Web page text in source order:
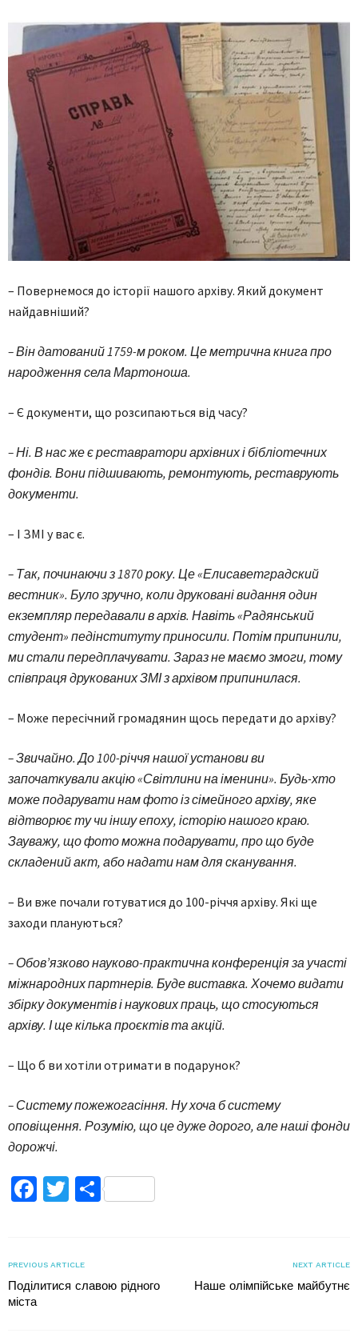
– Повернемося до історії нашого архіву. Який документ
найдавніший?
– Він датований 1759-м роком. Це метрична книга про
народження села Мартоноша.
– Є документи, що розсипаються від часу?
– Ні. В нас же є реставратори архівних і бібліотечних
фондів. Вони підшивають, ремонтують, реставрують
документи.
– І ЗМІ у вас є.
– Так, починаючи з 1870 року. Це «Елисаветградский
вестник». Було зручно, коли друковані видання один
екземпляр передавали в архів. Навіть «Радянський
студент» педінституту приносили. Потім припинили,
ми стали передплачувати. Зараз не маємо змоги, тому
співпраця друкованих ЗМІ з архівом припинилася.
– Може пересічний громадянин щось передати до архіву?
– Звичайно. До 100-річчя нашої установи ви
започаткували акцію «Світлини на іменини». Будь-хто
може подарувати нам фото із сімейного архіву, яке
відтворює ту чи іншу епоху, історію нашого краю.
Зауважу, що фото можна подарувати, про що буде
складений акт, або надати нам для сканування.
– Ви вже почали готуватися до 100-річчя архіву. Які ще
заходи плануються?
– Обов’язково науково-практична конференція за участі
міжнародних партнерів. Буде виставка. Хочемо видати
збірку документів і наукових праць, що стосуються
архіву. І ще кілька проєктів та акцій.
– Що б ви хотіли отримати в подарунок?
– Систему пожежогасіння. Ну хоча б систему
оповіщення. Розумію, що це дуже дорого, але наші фонди
дорожчі.
Facebook
TwitterПоділитися
PREVIOUS ARTICLE
Поділитися славою рідного
міста
NEXT ARTICLE
Наше олімпійське майбутнє